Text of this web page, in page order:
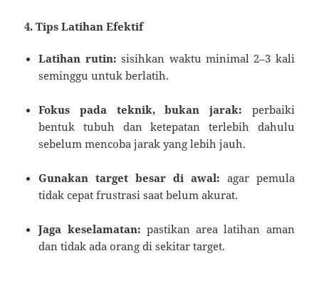
4. Tips Latihan Efektif
Latihan rutin: sisihkan waktu minimal 2–3 kali
seminggu untuk berlatih.
Fokus pada teknik, bukan jarak: perbaiki
bentuk tubuh dan ketepatan terlebih dahulu
sebelum mencoba jarak yang lebih jauh.
Gunakan target besar di awal: agar pemula
tidak cepat frustrasi saat belum akurat.
Jaga keselamatan: pastikan area latihan aman
dan tidak ada orang di sekitar target.